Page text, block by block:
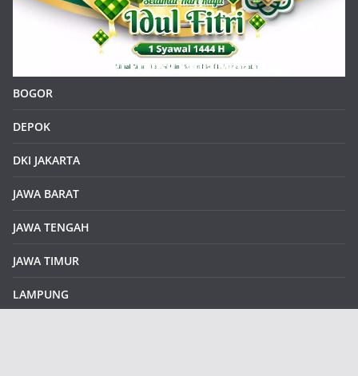
BOGOR
DEPOK
DKI JAKARTA
JAWA BARAT
JAWA TENGAH
JAWA TIMUR
LAMPUNG